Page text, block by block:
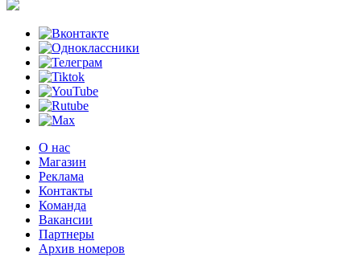
О нас
Магазин
Реклама
Контакты
Команда
Вакансии
Партнеры
Архив номеров